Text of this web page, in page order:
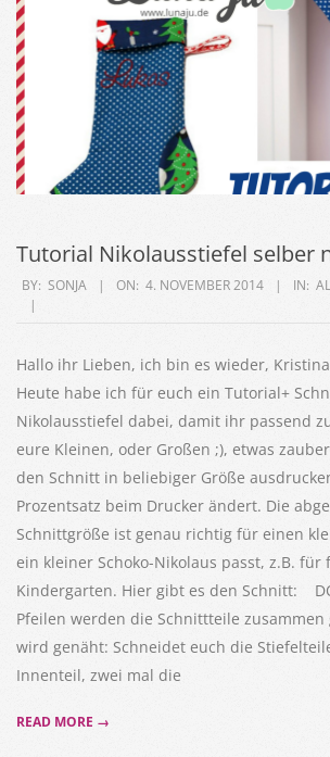
Tutorial Nikolausstiefel selber
2014-
11-
BY: SONJA ON: 4. NOVEMBER 2014 IN:
Hallo ihr Lieben, ich bin es wieder, Kristina
Heute habe ich für euch ein Tutorial+
Nikolausstiefel dabei, damit ihr passend
eure Kleinen, oder Großen ;), etwas
den Schnitt in beliebiger Größe
Prozentsatz beim Drucker ändert. Die
Schnittgröße ist genau richtig für einen
ein kleiner Schoko-Nikolaus passt, z.B.
Kindergarten. Hier gibt es den Schnitt:
Pfeilen werden die Schnittteile zusammen
wird genäht: Schneidet euch die
Innenteil, zwei mal die
READ MORE →